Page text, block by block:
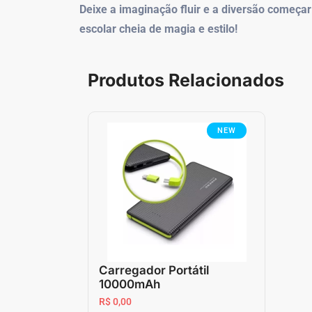
Deixe a imaginação fluir e a diversão
escolar cheia de magia e estilo!
Produtos Relacionados
NEW
Carregador Portátil
10000mAh
R$ 0,00